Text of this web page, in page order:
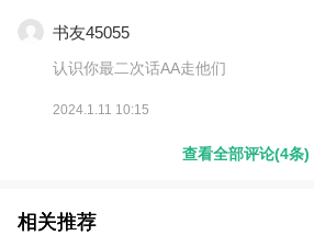
书友45055
认识你最二次话AA走他们
2024.1.11 10:15
查看全部评论(4条)
相关推荐